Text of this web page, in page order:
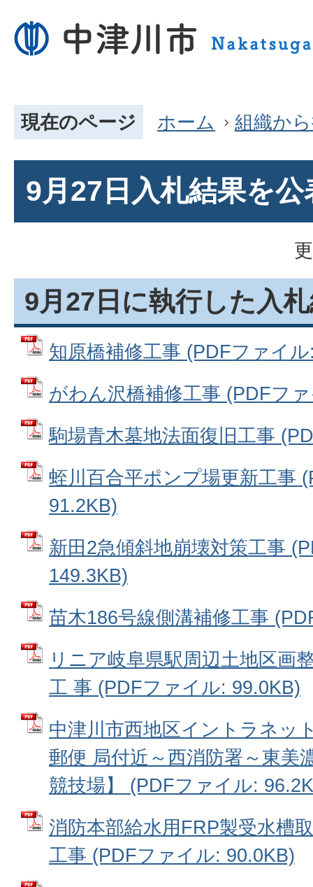
現在のページ ホーム 組織か
9月27日入札結果を
9月27日に執行した入
知原橋補修工事 (PDFファイ
がわん沢橋補修工事 (PDFフ
駒場青木墓地法面復旧工事
蛭川百合平ポンプ場更新工事
91.2KB)
新田2急傾斜地崩壊対策工事
149.3KB)
苗木186号線側溝補修工事
リニア岐阜県駅周辺土地区画
工 事 (PDFファイル: 99.0KB)
中津川市西地区イントラネッ
郵便 局付近～西消防署～東美
競技場】 (PDFファイル:
消防本部給水用FRP製受水槽
工事 (PDFファイル: 90.0KB)